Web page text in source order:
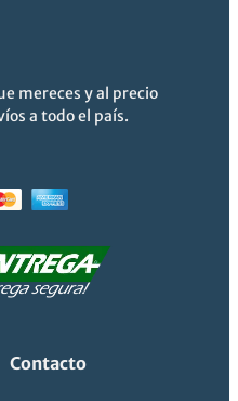
mereces y al precio
a todo el país.
Contacto